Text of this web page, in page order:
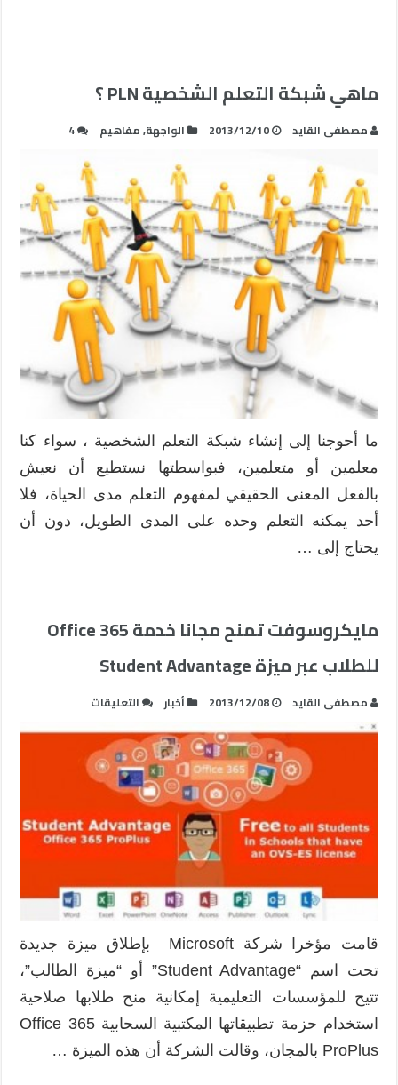
ماهي شبكة التعلم الشخصية PLN ؟
مصطفى القايد 2013/12/10 الواجهة,مفاهيم 4
ما أحوجنا إلى إنشاء شبكة التعلم الشخصية ، سواء كنا
معلمين أو متعلمين، فبواسطتها نستطيع أن نعيش
بالفعل المعنى الحقيقي لمفهوم التعلم مدى الحياة، فلا
أحد يمكنه التعلم وحده على المدى الطويل، دون أن
يحتاج إلى …
مايكروسوفت تمنح مجانا خدمة Office 365
للطلاب عبر ميزة Student Advantage
مصطفى القايد 2013/12/08 أخبار التعليقات
مجانا
خدمة
365
للطلاب
ميزة
Student
مغلقة
قامت مؤخرا شركة Microsoft بإطلاق ميزة جديدة
تحت اسم “Student Advantage” أو “ميزة الطالب”،
تتيح للمؤسسات التعليمية إمكانية منح طلابها صلاحية
استخدام حزمة تطبيقاتها المكتبية السحابية Office 365
ProPlus بالمجان، وقالت الشركة أن هذه الميزة …